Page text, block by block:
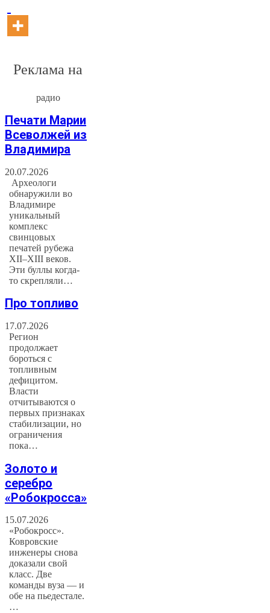
Реклама на
радио
Печати Марии
Всеволжей из
Владимира
20.07.2026
Археологи
обнаружили во
Владимире
уникальный
комплекс
свинцовых
печатей рубежа
XII–XIII веков.
Эти буллы когда-
то скрепляли…
Про топливо
17.07.2026
Регион
продолжает
бороться с
топливным
дефицитом.
Власти
отчитываются о
первых признаках
стабилизации, но
ограничения
пока…
Золото и
серебро
«Робокросса»
15.07.2026
«Робокросс».
Ковровские
инженеры снова
доказали свой
класс. Две
команды вуза — и
обе на пьедестале.
…